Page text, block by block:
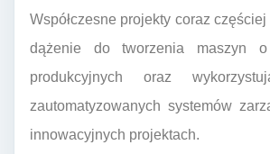
Współczesne projekty coraz
dążenie do tworzenia maszyn
produkcyjnych oraz
zautomatyzowanych systemów
innowacyjnych projektach.